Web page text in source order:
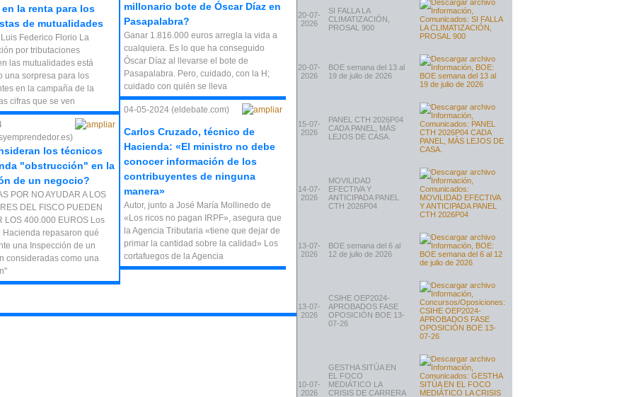
la renta para los
de mutualidades
Federico Florio La
por tributaciones
las mutualidades está
una sorpresa para los
en la campaña de la
cifras que se ven
los técnicos
"obstrucción" en la
de un negocio?
POR NO AYUDAR A LOS
DEL FISCO PUEDEN
LOS 400.000 EUROS Los
Hacienda repasaron qué
una Inspección de un
consideradas como una
millonario bote de Óscar Díaz en
Pasapalabra?
Ganar 1.816.000 euros arregla la vida a
cualquiera. Es lo que ha conseguido
Óscar Díaz al llevarse el bote de
Pasapalabra. Pero, cuidado, con la H;
cuidado con quién se lleva
04-05-2024 (eldebate.com)
Carlos Cruzado, técnico de
Hacienda: «El ministro no debe
conocer información de los
contribuyentes de ninguna
manera»
Autor, junto a José María Mollinedo de
«Los ricos no pagan IRPF», asegura que
la Agencia Tributaria «tiene que dejar de
primar la cantidad sobre la calidad» Los
cortafuegos de la Agencia
20-07-
2026
SI FALLA LA
CLIMATIZACIÓN,
PROSAL 900
20-07-
2026
BOE semana del 13 al
19 de julio de 2026
15-07-
2026
PANEL CTH 2026P04
CADA PANEL, MÁS
LEJOS DE CASA.
14-07-
2026
MOVILIDAD
EFECTIVA Y
ANTICIPADA PANEL
CTH 2026P04
13-07-
2026
BOE semana del 6 al
12 de julio de 2026
13-07-
2026
CSIHE OEP2024-
APROBADOS FASE
OPOSICIÓN BOE 13-
07-26
10-07-
2026
GESTHA SITÚA EN
EL FOCO
MEDIÁTICO LA
CRISIS DE CARRERA